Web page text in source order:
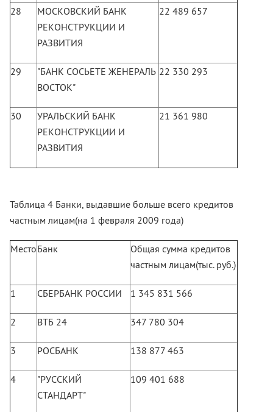
28
МОСКОВСКИЙ БАНК
РЕКОНСТРУКЦИИ И
РАЗВИТИЯ
22 489 657
29
"БАНК СОСЬЕТЕ ЖЕНЕРАЛЬ
ВОСТОК"
22 330 293
30
УРАЛЬСКИЙ БАНК
РЕКОНСТРУКЦИИ И
РАЗВИТИЯ
21 361 980
Таблица 4 Банки, выдавшие больше всего кредитов
частным лицам(на 1 февраля 2009 года)
МестоБанк
Общая сумма кредитов
частным лицам(тыс. руб.)
1 СБЕРБАНК РОССИИ 1 345 831 566
2 ВТБ 24 347 780 304
3 РОСБАНК 138 877 463
4
"РУССКИЙ
СТАНДАРТ"
109 401 688